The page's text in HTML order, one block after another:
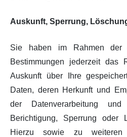
Auskunft, Sperrung,
Sie haben im Rahmen der
Bestimmungen jederzeit das
Auskunft über Ihre
Daten, deren Herkunft und
der Datenverarbeitung
Berichtigung, Sperrung oder
Hierzu sowie zu